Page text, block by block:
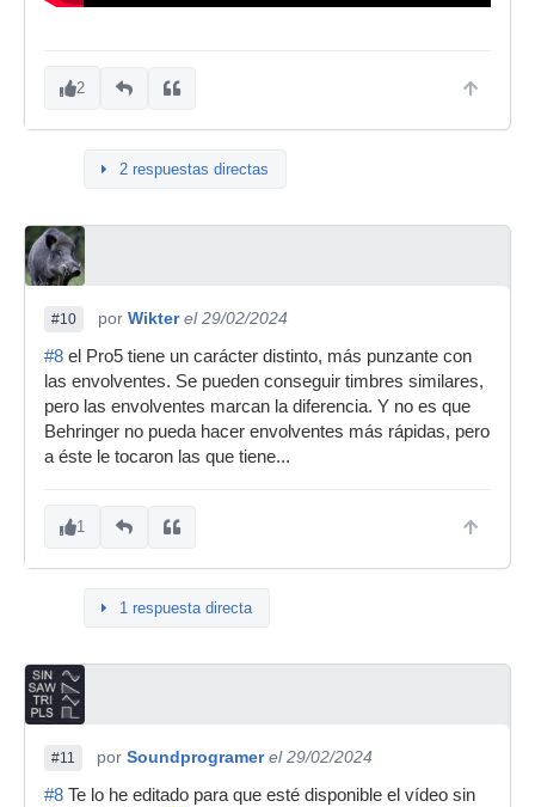
2
2 respuestas directas
#10 por Wikter el 29/02/2024
#8 el Pro5 tiene un carácter distinto, más punzante con
las envolventes. Se pueden conseguir timbres similares,
pero las envolventes marcan la diferencia. Y no es que
Behringer no pueda hacer envolventes más rápidas, pero
a éste le tocaron las que tiene...
1
1 respuesta directa
#11 por Soundprogramer el 29/02/2024
#8 Te lo he editado para que esté disponible el vídeo sin